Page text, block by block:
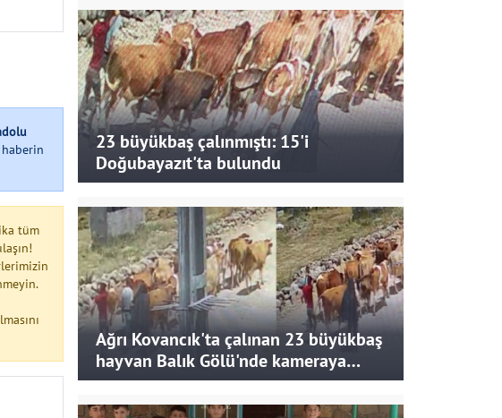
tüm
23 büyükbaş çalınmıştı: 15'i
Doğubayazıt'ta bulundu
Ağrı Kovancık'ta çalınan 23 büyükbaş
hayvan Balık Gölü'nde kameraya
takıldı